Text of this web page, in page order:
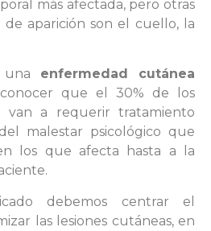
más afectada, pero otras
de aparición son el cuello, la
una enfermedad cutánea
que el 30% de los
van a requerir tratamiento
malestar psicológico que
los que afecta hasta a la
debemos centrar el
las lesiones cutáneas, en